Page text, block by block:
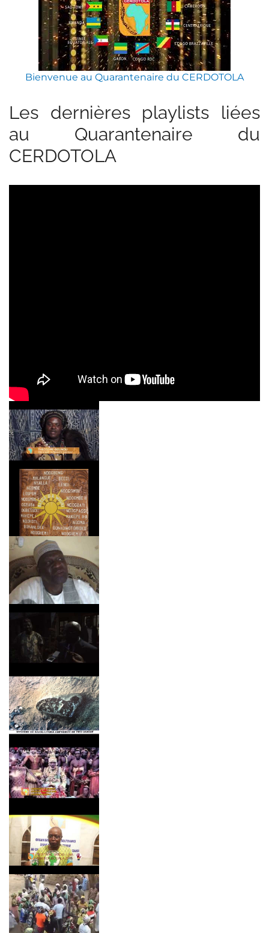
Bienvenue au Quarantenaire du CERDOTOLA
Les dernières playlists liées
au Quarantenaire du
CERDOTOLA